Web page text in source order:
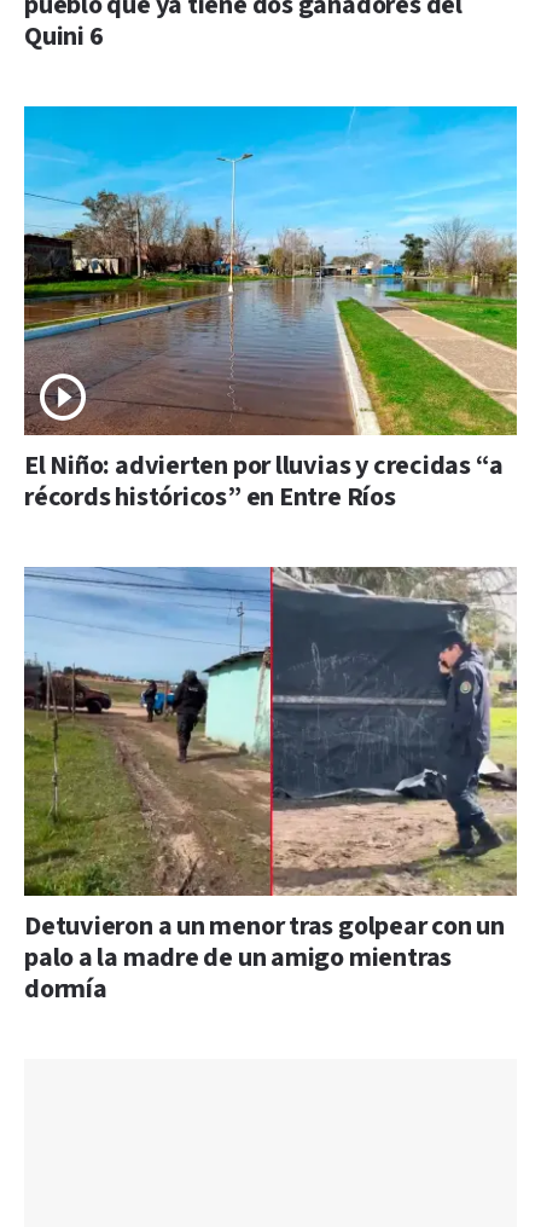
Quini 6
El Niño: advierten por lluvias y crecidas “a
récords históricos” en Entre Ríos
Detuvieron a un menor tras golpear con un
palo a la madre de un amigo mientras
dormía